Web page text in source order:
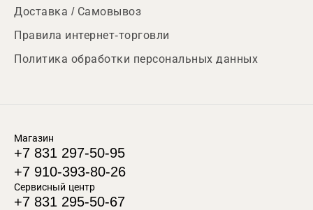
Доставка / Самовывоз
Правила интернет-торговли
Политика обработки персональных данных
Магазин
+7 831 297-50-95
+7 910-393-80-26
Сервисный центр
+7 831 295-50-67